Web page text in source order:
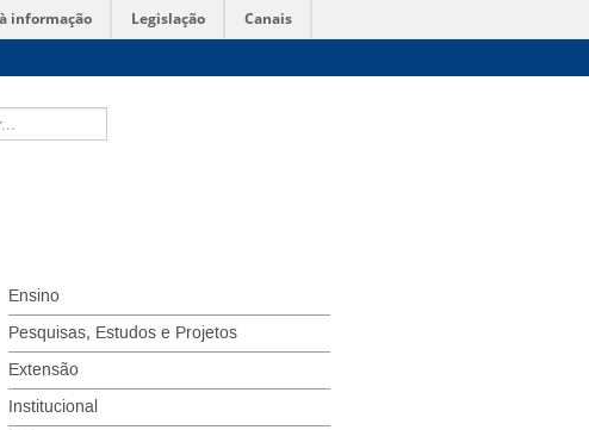
informação Legislação Canais
Ensino
Pesquisas, Estudos e Projetos
Extensão
Institucional